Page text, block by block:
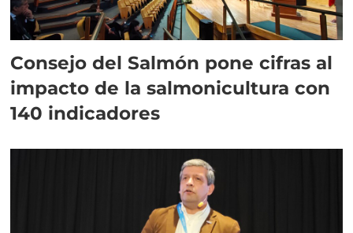
Consejo del Salmón pone cifras al
impacto de la salmonicultura con
140 indicadores